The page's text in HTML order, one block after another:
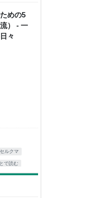
めの5
） - 一
々
セルクマ
で読む